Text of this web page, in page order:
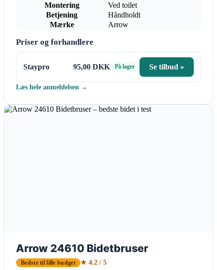
Montering
Ved toilet
Betjening
Håndholdt
Mærke
Arrow
Priser og forhandlere
Staypro 95,00 DKK På lager Se tilbud »
Læs hele anmeldelsen →
Arrow 24610 Bidetbruser
Bedste til lille budget ★ 4.2 / 5